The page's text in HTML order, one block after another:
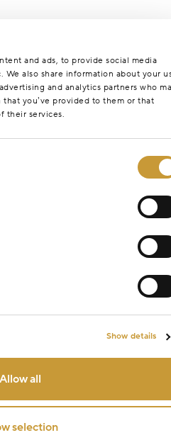
and ads, to provide social media
We also share information about your
and analytics partners who
you’ve provided to them or that
their services.
Show details
Allow all
selection